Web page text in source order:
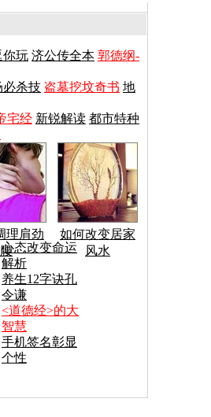
你玩 济公传全本 郭德纲-
必杀技 盗墓挖坟奇书 地
宅经 新锐解读 都市特种
理肩劲
腰
如何改变居家
风水
心态改变命运
解析
养生12字诀孔
令谦
<道德经>的大
智慧
手机签名彰显
个性